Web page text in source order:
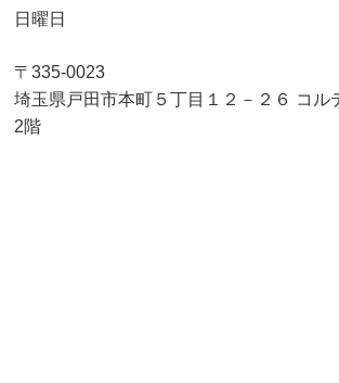
日曜日
〒335-0023
埼玉県戸田市本町５丁目１２－２６ コル
2階